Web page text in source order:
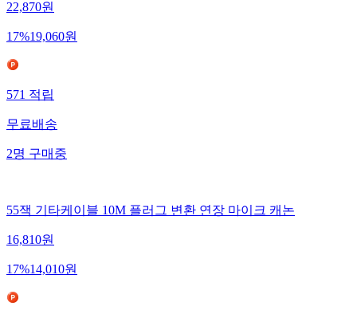
22,870원
17%19,060원
571적립
무료배송
2명구매중
55잭 기타케이블 10M 플러그 변환 연장 마이크 캐논
16,810원
17%14,010원